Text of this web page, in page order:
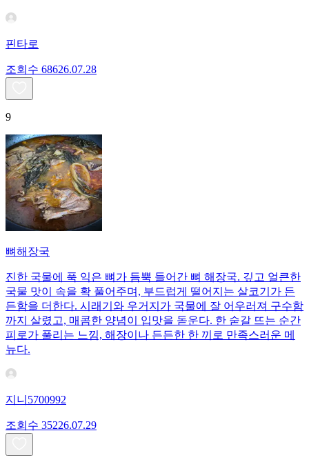
핀타로
조회수 68626.07.28
9
뼈해장국
진한 국물에 푹 익은 뼈가 듬뿍 들어간 뼈 해장국. 깊고 얼큰한
국물 맛이 속을 확 풀어주며, 부드럽게 떨어지는 살코기가 든
든함을 더한다. 시래기와 우거지가 국물에 잘 어우러져 구수함
까지 살렸고, 매콤한 양념이 입맛을 돋운다. 한 숟갈 뜨는 순간
피로가 풀리는 느낌, 해장이나 든든한 한 끼로 만족스러운 메
뉴다.
지니5700992
조회수 35226.07.29